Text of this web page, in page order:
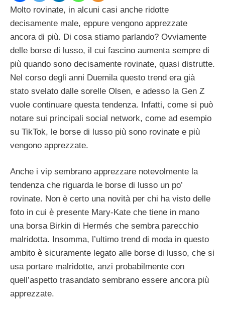
Molto rovinate, in alcuni casi anche ridotte
decisamente male, eppure vengono apprezzate
ancora di più. Di cosa stiamo parlando? Ovviamente
delle borse di lusso, il cui fascino aumenta sempre di
più quando sono decisamente rovinate, quasi distrutte.
Nel corso degli anni Duemila questo trend era già
stato svelato dalle sorelle Olsen, e adesso la Gen Z
vuole continuare questa tendenza. Infatti, come si può
notare sui principali social network, come ad esempio
su TikTok, le borse di lusso più sono rovinate e più
vengono apprezzate.
Anche i vip sembrano apprezzare notevolmente la
tendenza che riguarda le borse di lusso un po’
rovinate. Non è certo una novità per chi ha visto delle
foto in cui è presente Mary-Kate che tiene in mano
una borsa Birkin di Hermés che sembra parecchio
malridotta. Insomma, l’ultimo trend di moda in questo
ambito è sicuramente legato alle borse di lusso, che si
usa portare malridotte, anzi probabilmente con
quell’aspetto trasandato sembrano essere ancora più
apprezzate.